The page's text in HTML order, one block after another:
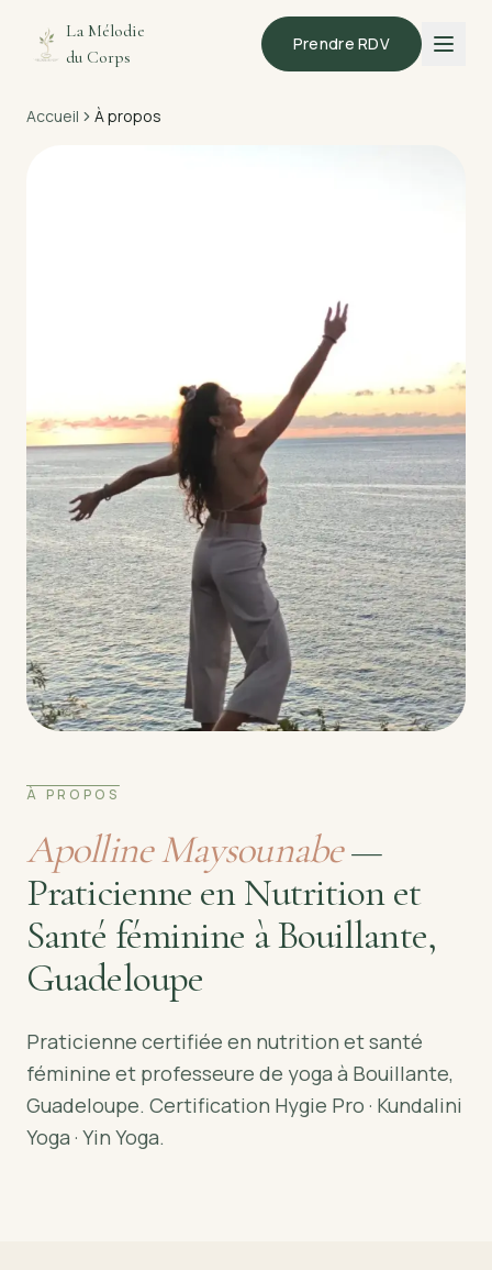
Aller au contenu
La Mélodie
du Corps
Prendre RDV
Accueil À propos
À PROPOS
Apolline Maysounabe—
Praticienne en Nutrition et
Santé féminine à Bouillante,
Guadeloupe
Praticienne certifiée en nutrition et santé
féminine et professeure de yoga à Bouillante,
Guadeloupe. Certification Hygie Pro · Kundalini
Yoga · Yin Yoga.